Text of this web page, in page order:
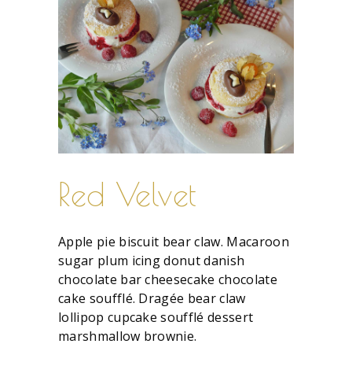
Red Velvet
Apple pie biscuit bear claw. Macaroon
sugar plum icing donut danish
chocolate bar cheesecake chocolate
cake soufflé. Dragée bear claw
lollipop cupcake soufflé dessert
marshmallow brownie.